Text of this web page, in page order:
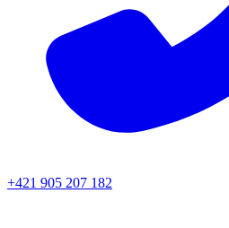
+421 905 207 182